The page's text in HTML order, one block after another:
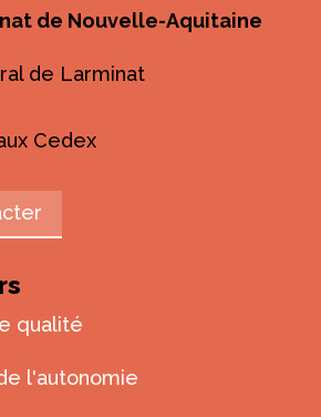
de Nouvelle-Aquitaine
de Larminat
Cedex
qualité
l'autonomie